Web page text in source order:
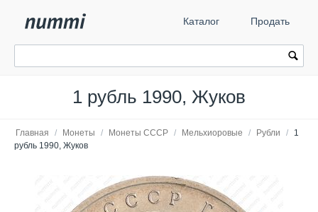
Каталог Продать
1 рубль 1990, Жуков
Главная / Монеты / Монеты СССР / Мельхиоровые / Рубли /
1
рубль 1990, Жуков